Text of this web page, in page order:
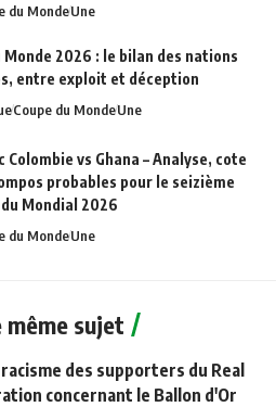
du MondeUne
Monde 2026 : le bilan des nations
entre exploit et déception
Coupe du MondeUne
Colombie vs Ghana – Analyse, cote
probables pour le seizième
Mondial 2026
du MondeUne
même sujet
des supporters du Real
concernant le Ballon d'Or